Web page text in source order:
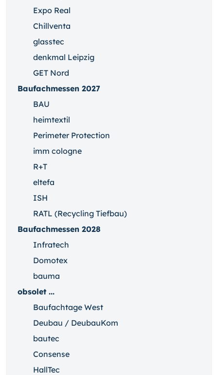
Expo Real
Chillventa
glasstec
denkmal Leipzig
GET Nord
Baufachmessen 2027
BAU
heimtextil
Perimeter Protection
imm cologne
R+T
eltefa
ISH
RATL (Recycling Tiefbau)
Baufachmessen 2028
Infratech
Domotex
bauma
obsolet ...
Baufachtage West
Deubau / DeubauKom
bautec
Consense
HallTec